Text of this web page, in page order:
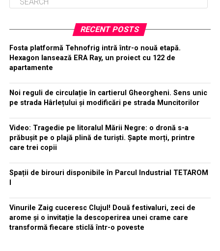
RECENT POSTS
Fosta platformă Tehnofrig intră într-o nouă etapă.
Hexagon lansează ERA Ray, un proiect cu 122 de
apartamente
Noi reguli de circulație în cartierul Gheorgheni. Sens unic
pe strada Hârlețului și modificări pe strada Muncitorilor
Video: Tragedie pe litoralul Mării Negre: o dronă s-a
prăbușit pe o plajă plină de turiști. Șapte morți, printre
care trei copii
Spații de birouri disponibile în Parcul Industrial TETAROM
Vinurile Zaig cuceresc Clujul! Două festivaluri, zeci de
arome și o invitație la descoperirea unei crame care
transformă fiecare sticlă într-o poveste